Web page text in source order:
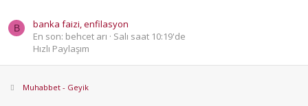
B
banka faizi, enfilasyon
En son: behcet arı
Salı saat 10:19'de
Hızlı Paylaşım
Muhabbet - Geyik